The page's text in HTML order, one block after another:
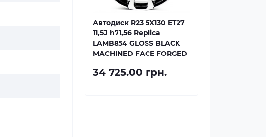
Автодиск R23 5X130 ET27
11,5J h71,56 Replica
LAMB854 GLOSS BLACK
MACHINED FACE FORGED
34 725.00 грн.